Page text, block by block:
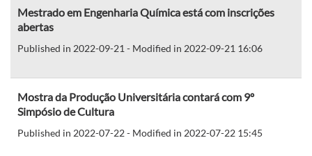
Mestrado em Engenharia Química está com inscrições
abertas
Published in 2022-09-21 - Modified in 2022-09-21 16:06
Mostra da Produção Universitária contará com 9º
Simpósio de Cultura
Published in 2022-07-22 - Modified in 2022-07-22 15:45